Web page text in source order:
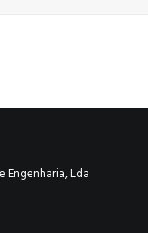
Engenharia, Lda